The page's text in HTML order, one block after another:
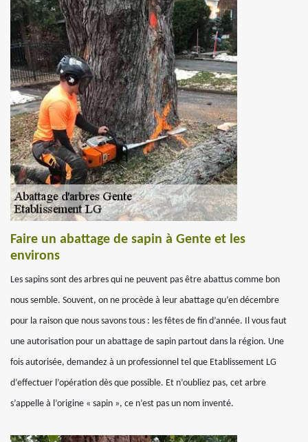
Faire un abattage de sapin à Gente et les
environs
Les sapins sont des arbres qui ne peuvent pas être abattus comme bon
nous semble. Souvent, on ne procède à leur abattage qu’en décembre
pour la raison que nous savons tous : les fêtes de fin d’année. Il vous faut
une autorisation pour un abattage de sapin partout dans la région. Une
fois autorisée, demandez à un professionnel tel que Etablissement LG
d’effectuer l’opération dès que possible. Et n’oubliez pas, cet arbre
s’appelle à l’origine « sapin », ce n’est pas un nom inventé.